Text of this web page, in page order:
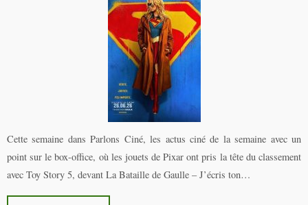
Cette semaine dans Parlons Ciné, les actus ciné de la semaine avec un
point sur le box-office, où les jouets de Pixar ont pris la tête du classement
avec Toy Story 5, devant La Bataille de Gaulle – J’écris ton…